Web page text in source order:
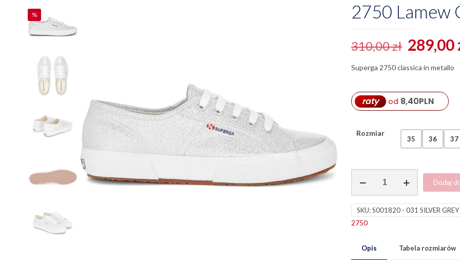
% 2750 Lamew
310,00zł
310,00
289,00
Superga 2750 classica in metallo
raty od 8,40PLN
Rozmiar
35 36 37
Grey
Silver
Dodaj
SKU:S001820 - 031 SILVER GREY
2750
Opis Tabela rozmiarów